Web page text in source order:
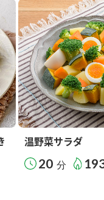
温野菜サラダ
20 分